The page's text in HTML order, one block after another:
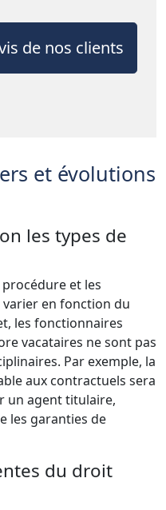
de nos clients
et évolutions
les types de
et les
en fonction du
les fonctionnaires
vacataires ne sont pas
Par exemple, la
aux contractuels sera
un agent titulaire,
les garanties de
du droit